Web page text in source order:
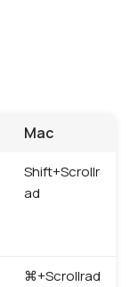
Mac
Shift+Scrollr
ad
⌘+Scrollrad